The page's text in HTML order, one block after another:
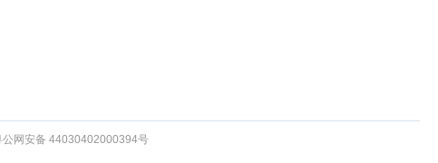
公网安备 44030402000394号